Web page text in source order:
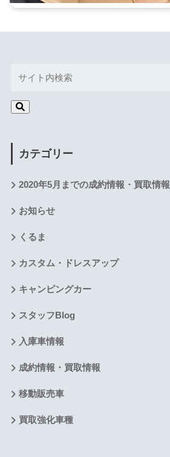
カテゴリー
2020年5月までの成約情報・買取情報
お知らせ
くるま
カスタム・ドレスアップ
キャンピングカー
スタッフBlog
入庫車情報
成約情報・買取情報
移動販売車
買取強化車種